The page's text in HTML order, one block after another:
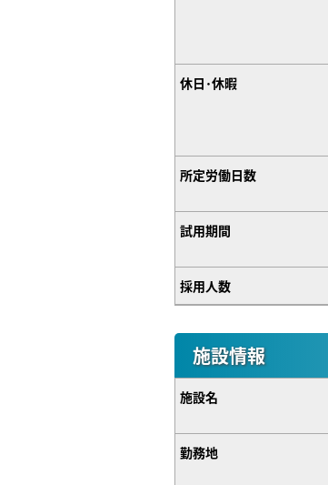
休日･休暇
所定労働日数
試用期間
採用人数
施設情報
施設名
勤務地